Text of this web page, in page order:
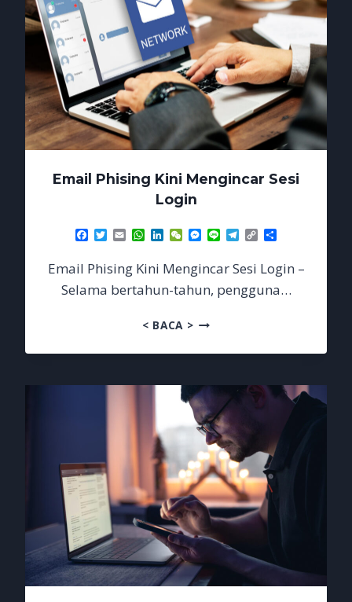
Email Phising Kini Mengincar Sesi
Login
Facebook
TwitterEmailWhatsApp
LinkedIn
WeChatMessenger
Line Telegram
Copy
Link
Email Phising Kini Mengincar Sesi Login –
Selama bertahun-tahun, pengguna…
< BACA >EMAIL
KINI
SESI
LOGIN